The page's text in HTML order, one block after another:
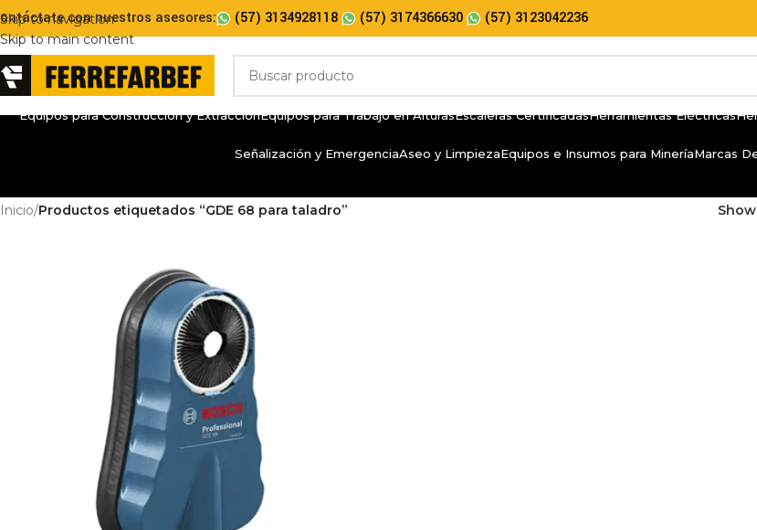
Skip to navigation
Skip to main content
con nuestros asesores: (57) 3134928118 (57) 3174366630 (57) 3123042236
Equipos para Construcción y ExtracciónEquipos para Trabajo en AlturasEscaleras CertificadasHerramientas Eléctricas
Señalización y EmergenciaAseo y LimpiezaEquipos e Insumos para MineríaMarcas
Inicio/Productos etiquetados “GDE 68 para taladro” Show